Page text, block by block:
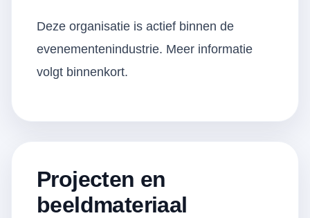
Deze organisatie is actief binnen de
evenementenindustrie. Meer informatie
volgt binnenkort.
Projecten en
beeldmateriaal